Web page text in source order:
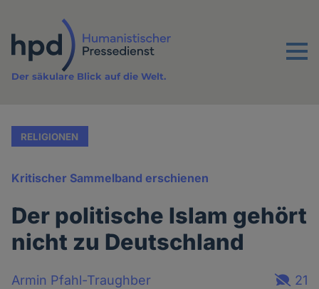
Inhalt
Menu
Der säkulare Blick auf die Welt.
RELIGIONEN
Kritischer Sammelband erschienen
Der politische Islam gehört
nicht zu Deutschland
Armin Pfahl-Traughber
21